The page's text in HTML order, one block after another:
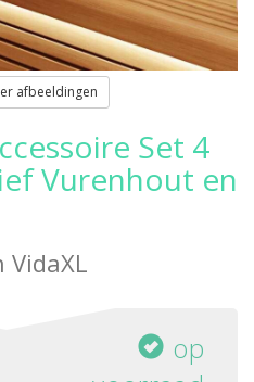
afbeeldingen
Set 4
Vurenhout en
VidaXL
op